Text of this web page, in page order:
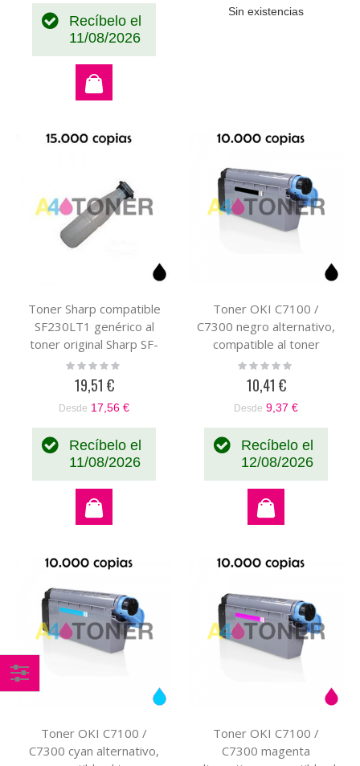
Recíbelo el
11/08/2026
Sin existencias
Toner Sharp compatible
SF230LT1 genérico al
toner original Sharp SF-
230LT1
Rating:
19,51 €
Desde 17,56 €
Recíbelo el
11/08/2026
Toner OKI C7100 /
C7300 negro alternativo,
compatible al toner
original OKI 41963008
Rating:
10,41 €
Desde 9,37 €
Recíbelo el
12/08/2026
Toner OKI C7100 /
C7300 cyan alternativo,
Toner OKI C7100 /
C7300 magenta
Comprar